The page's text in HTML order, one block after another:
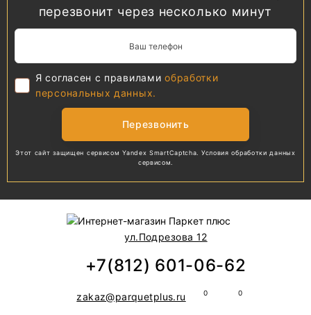
перезвонит через несколько минут
Я согласен с правиламиобработки
персональных данных.
Перезвонить
Этот сайт защищен сервисом Yandex SmartCaptcha. Условия обработки данных
сервисом.
ул.Подрезова 12
+7(812) 601-06-62
zakaz@parquetplus.ru